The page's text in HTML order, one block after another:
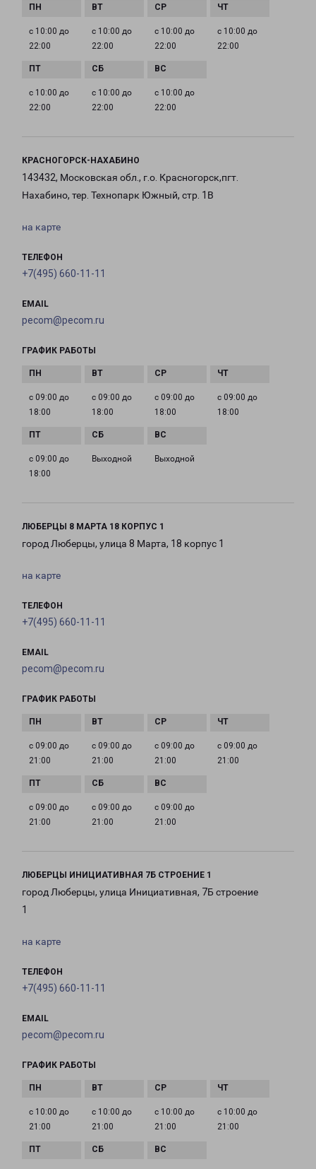
с 10:00 до
22:00
с 10:00 до
22:00
с 10:00 до
22:00
с 10:00 до
22:00
с 10:00 до
22:00
с 10:00 до
22:00
с 10:00 до
22:00
КРАСНОГОРСК-НАХАБИНО
143432, Московская обл., г.о. Красногорск,пгт.
Нахабино, тер. Технопарк Южный, стр. 1В
на карте
ТЕЛЕФОН
+7(495) 660-11-11
EMAIL
pecom@pecom.ru
ГРАФИК РАБОТЫ
с 09:00 до
18:00
с 09:00 до
18:00
с 09:00 до
18:00
с 09:00 до
18:00
с 09:00 до
18:00
Выходной Выходной
ЛЮБЕРЦЫ 8 МАРТА 18 КОРПУС 1
город Люберцы, улица 8 Марта, 18 корпус 1
на карте
ТЕЛЕФОН
+7(495) 660-11-11
EMAIL
pecom@pecom.ru
ГРАФИК РАБОТЫ
с 09:00 до
21:00
с 09:00 до
21:00
с 09:00 до
21:00
с 09:00 до
21:00
с 09:00 до
21:00
с 09:00 до
21:00
с 09:00 до
21:00
ЛЮБЕРЦЫ ИНИЦИАТИВНАЯ 7Б СТРОЕНИЕ 1
город Люберцы, улица Инициативная, 7Б строение
1
на карте
ТЕЛЕФОН
+7(495) 660-11-11
EMAIL
pecom@pecom.ru
ГРАФИК РАБОТЫ
с 10:00 до
21:00
с 10:00 до
21:00
с 10:00 до
21:00
с 10:00 до
21:00